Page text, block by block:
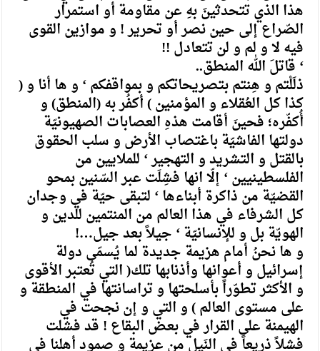
هذا الذي تتحدثينَ بهِ عن مقاومة أو استمرار
الصّراع إلى حين نصر أو تحرير ! و موازين القوى
فيه لا و لم و لن تتعادل !!
‘ قاتلَ الله المنطق..
ذلَلْتم و هِنتم بتصريحاتكم و بمواقفكم ‘ و ها أنا و (
كذا كل العُقلاء و المؤمنين ) أكفُر به (المنطق) و
أُكفّره؛ فحينَ أقامت هذهِ العصابات الصهيونيّة
دولتها الفاشيّة باغتصاب الأرض و سلب الحقوق
بالقتل و التشريد و التهجير ‘ للملايين من
الفلسطينيين ‘ إلّا انها فشِلَت عبر السّنين بمحو
القضيّة من ذاكرة أبناءها ‘ لتبقى حيّة في وجدان
كل الشرفاء في هذا العالم من المنتمين للدين و
الهويّة بل و للإنسانيّة ‘ جيلاً بعد جيل…!
و ها نحنُ أمام هزيمة جديدة لما يُسمّى دولة
إسرائيل و أعوانها وأذنابها تلك( التي تُعتبر الأقوى
و الأكثر تطوّراً بأسلحتها و تراسانتها في المنطقة و
على مستوى العالم ) و التي و إن نجحت في
الهيمنة على القرار في بعض البقاع ! قد فشلت
فشلاً ذريعاً في النَيل من عزيمة و صمود أهلنا في